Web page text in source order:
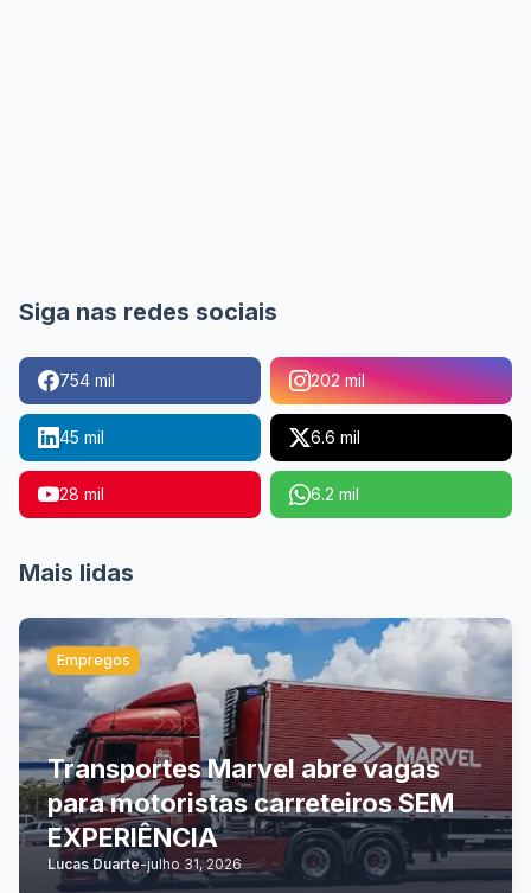
Siga nas redes sociais
754 mil 202 mil
45 mil 6.6 mil
28 mil 6.2 mil
Mais lidas
Empregos
Transportes Marvel abre vagas
para motoristas carreteiros SEM
EXPERIÊNCIA
Lucas Duarte-julho 31, 2026